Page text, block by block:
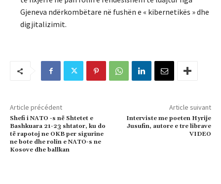
Gjeneva ndërkombëtare në fushën e « kibernetikës » dhe
digjitalizimit.
Article précédent
Shefi i NATO -s në Shtetet e
Bashkuara 21-23 shtator, ku do
të rapotoj ne OKB per sigurine
ne bote dhe rolin e NATO-s ne
Kosove dhe ballkan
Article suivant
Interviste me poeten Hyrije
Jusufin, autore e tre librave
VIDEO